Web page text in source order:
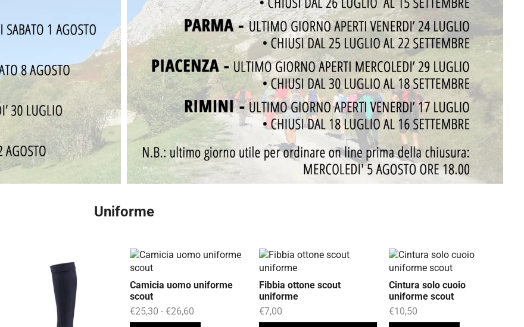
Uniforme
Camicia uomo uniforme
scout
€25,30 - €26,60
Fibbia ottone scout
uniforme
€7,00
Cintura solo cuoio
uniforme scout
€10,50